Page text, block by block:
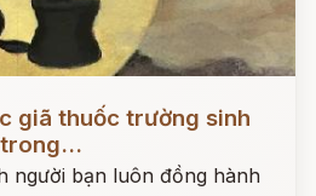
giã thuốc trường sinh
người bạn luôn đồng hành